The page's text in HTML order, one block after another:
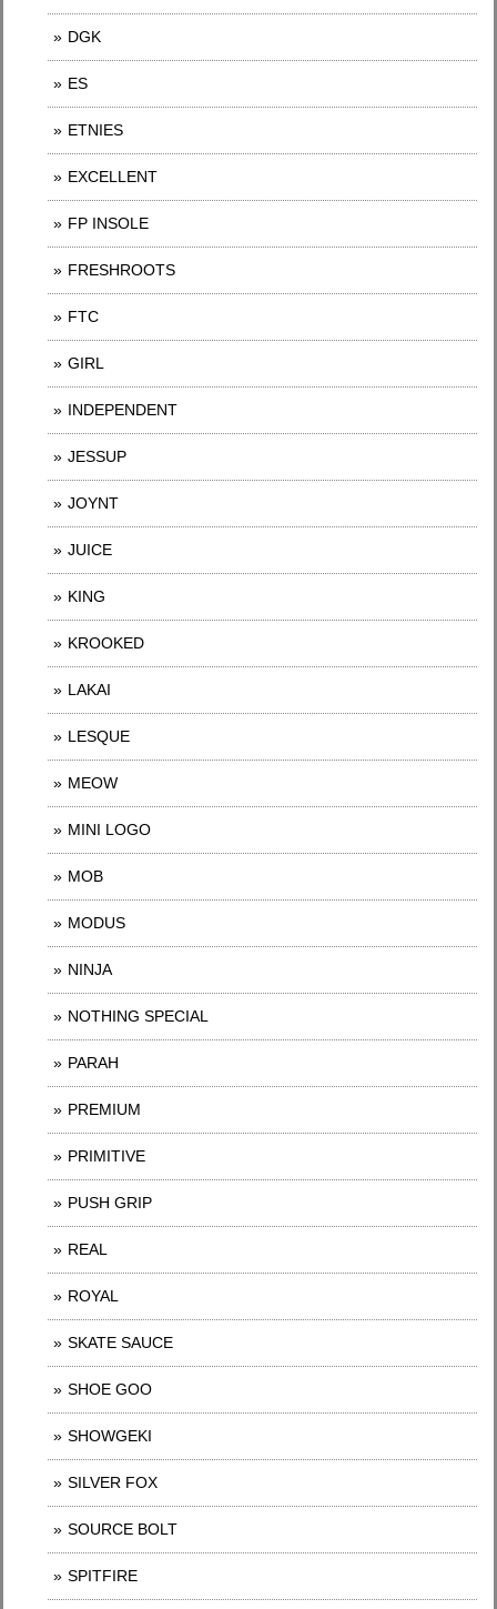
DGK
ES
ETNIES
EXCELLENT
FP INSOLE
FRESHROOTS
FTC
GIRL
INDEPENDENT
JESSUP
JOYNT
JUICE
KING
KROOKED
LAKAI
LESQUE
MEOW
MINI LOGO
MOB
MODUS
NINJA
NOTHING SPECIAL
PARAH
PREMIUM
PRIMITIVE
PUSH GRIP
REAL
ROYAL
SKATE SAUCE
SHOE GOO
SHOWGEKI
SILVER FOX
SOURCE BOLT
SPITFIRE